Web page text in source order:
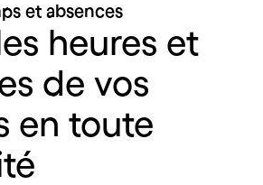
et absences
heures et
de vos
en toute